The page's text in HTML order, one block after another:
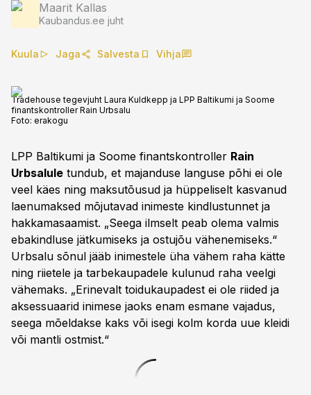
Maarit Kallas
Kaubandus.ee juht
Kuula Jaga Salvesta Vihja
Tradehouse tegevjuht Laura Kuldkepp ja LPP Baltikumi ja Soome
finantskontroller Rain Urbsalu
Foto: erakogu
LPP Baltikumi ja Soome finantskontroller Rain
Urbsalule tundub, et majanduse languse põhi ei ole
veel käes ning maksutõusud ja hüppeliselt kasvanud
laenumaksed mõjutavad inimeste kindlustunnet ja
hakkamasaamist. „Seega ilmselt peab olema valmis
ebakindluse jätkumiseks ja ostujõu vähenemiseks.“
Urbsalu sõnul jääb inimestele üha vähem raha kätte
ning riietele ja tarbekaupadele kulunud raha veelgi
vähemaks. „Erinevalt toidukaupadest ei ole riided ja
aksessuaarid inimese jaoks enam esmane vajadus,
seega mõeldakse kaks või isegi kolm korda uue kleidi
või mantli ostmist.“